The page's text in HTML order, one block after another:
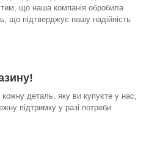
що наша компанія обробила
що підтверджує нашу надійність
деталь, яку ви купуєте у нас,
підтримку у разі потреби.